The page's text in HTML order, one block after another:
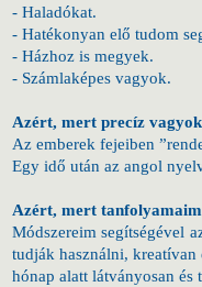
- Haladókat.
- Hatékonyan elő tudom
- Házhoz is megyek.
- Számlaképes vagyok.
Azért, mert precíz
Az emberek fejeiben
Egy idő után az angol
Azért, mert
Módszereim segítségével
tudják használni,
hónap alatt látványosan és